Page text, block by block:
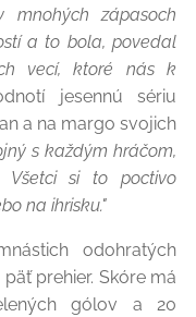
zápasoch
a to bola, povedal
vecí, ktoré nás k
jesennú sériu
a na margo svojich
s každým hráčom,
si to poctivo
na ihrisku."
odohratých
prehier. Skóre má
gólov a 20